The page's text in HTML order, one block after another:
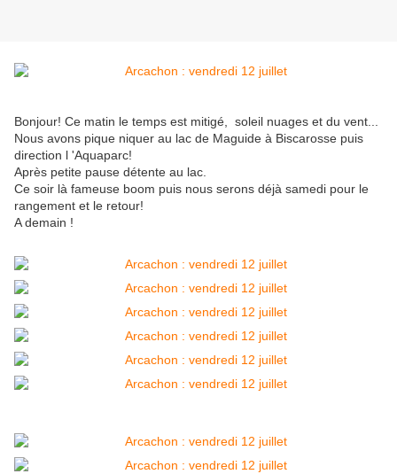
Bonjour! Ce matin le temps est mitigé, soleil nuages et du vent...
Nous avons pique niquer au lac de Maguide à Biscarosse puis
direction l 'Aquaparc!
Après petite pause détente au lac.
Ce soir là fameuse boom puis nous serons déjà samedi pour le
rangement et le retour!
A demain !